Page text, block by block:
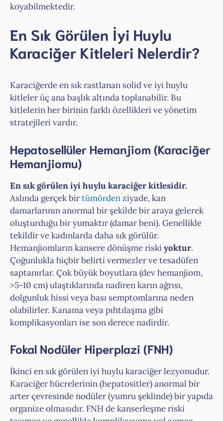
koyabilmektedir.
En Sık Görülen İyi Huylu
Karaciğer Kitleleri Nelerdir?
Karaciğerde en sık rastlanan solid ve iyi huylu
kitleler üç ana başlık altında toplanabilir. Bu
kitlelerin her birinin farklı özellikleri ve yönetim
stratejileri vardır.
Hepatosellüler Hemanjiom (Karaciğer
Hemanjiomu)
En sık görülen iyi huylu karaciğer kitlesidir.
Aslında gerçek birtümördenziyade, kan
damarlarının anormal bir şekilde bir araya gelerek
oluşturduğu bir yumaktır (damar beni). Genellikle
tekildir ve kadınlarda daha sık görülür.
Hemanjiomların kansere dönüşme riskiyoktur.
Çoğunlukla hiçbir belirti vermezler ve tesadüfen
saptanırlar. Çok büyük boyutlara (dev hemanjiom,
>5-10 cm) ulaştıklarında nadiren karın ağrısı,
dolgunluk hissi veya bası semptomlarına neden
olabilirler. Kanama veya pıhtılaşma gibi
komplikasyonları ise son derece nadirdir.
Fokal Nodüler Hiperplazi (FNH)
İkinci en sık görülen iyi huylu karaciğer lezyonudur.
Karaciğer hücrelerinin (hepatositler) anormal bir
arter çevresinde nodüler (yumru şeklinde) bir yapıda
organize olmasıdır. FNH de kanserleşme riski